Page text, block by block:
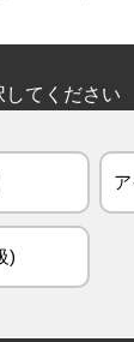
してください
)